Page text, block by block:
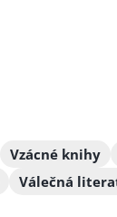
Vzácné knihy
Válečná